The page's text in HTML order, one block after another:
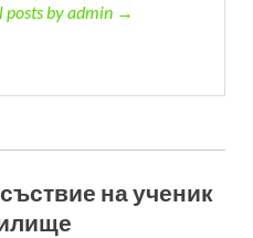
posts by admin →
на ученик